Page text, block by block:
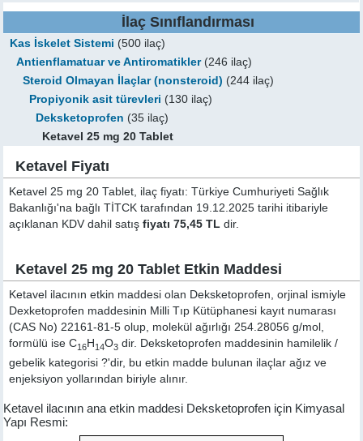
İlaç Sınıflandırması
Kas İskelet Sistemi (500 ilaç)
Antienflamatuar ve Antiromatikler(246 ilaç)
Steroid Olmayan İlaçlar (nonsteroid) (244 ilaç)
Propiyonik asit türevleri (130 ilaç)
Deksketoprofen (35 ilaç)
Ketavel 25 mg 20 Tablet
Ketavel Fiyatı
Ketavel 25 mg 20 Tablet, ilaç fiyatı: Türkiye Cumhuriyeti Sağlık
Bakanlığı'na bağlı TİTCK tarafından 19.12.2025 tarihi itibariyle
açıklanan KDV dahil satışfiyatı 75,45 TL dir.
Ketavel 25 mg 20 Tablet Etkin Maddesi
Ketavel ilacının etkin maddesi olan Deksketoprofen, orjinal ismiyle
Dexketoprofen maddesinin Milli Tıp Kütüphanesi kayıt numarası
(CAS No) 22161-81-5 olup, molekül ağırlığı 254.28056 g/mol,
formülü ise C16H 14O3 dir. Deksketoprofen maddesinin hamilelik /
gebelik kategorisi ?'dir, bu etkin madde bulunan ilaçlar ağız ve
enjeksiyon yollarından biriyle alınır.
Ketavel ilacının ana etkin maddesi Deksketoprofen için Kimyasal
Yapı Resmi: